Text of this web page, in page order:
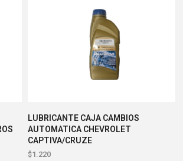
LUBRICANTE CAJA CAMBIOS
AUTOMATICA CHEVROLET
CAPTIVA/CRUZE
$1.220